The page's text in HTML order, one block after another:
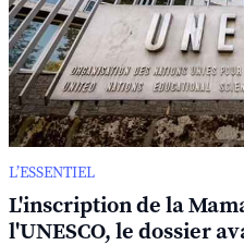
L’ESSENTIEL
L'inscription de la
l'UNESCO, le dossier